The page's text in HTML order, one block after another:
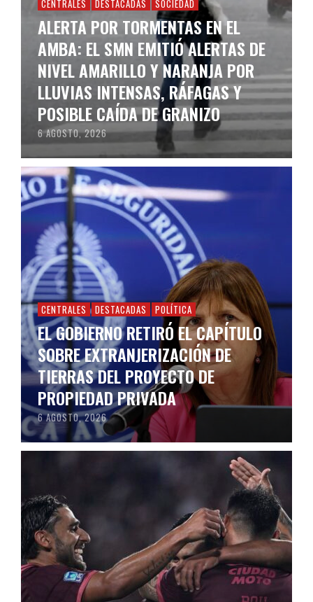
CENTRALES DESTACADAS SOCIEDAD
ALERTA POR TORMENTAS EN EL
AMBA: EL SMN EMITIÓ ALERTAS DE
NIVEL AMARILLO Y NARANJA POR
LLUVIAS INTENSAS, RÁFAGAS Y
POSIBLE CAÍDA DE GRANIZO
6 AGOSTO, 2026
CENTRALES DESTACADAS POLÍTICA
EL GOBIERNO RETIRÓ EL CAPÍTULO
SOBRE EXTRANJERIZACIÓN DE
TIERRAS DEL PROYECTO DE
PROPIEDAD PRIVADA
6 AGOSTO, 2026